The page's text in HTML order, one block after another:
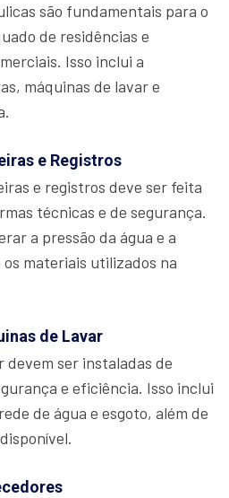
são fundamentais para o
de residências e
Isso inclui a
máquinas de lavar e
e Registros
e registros deve ser feita
técnicas e de segurança.
a pressão da água e a
materiais utilizados na
de Lavar
devem ser instaladas de
e eficiência. Isso inclui
de água e esgoto, além de